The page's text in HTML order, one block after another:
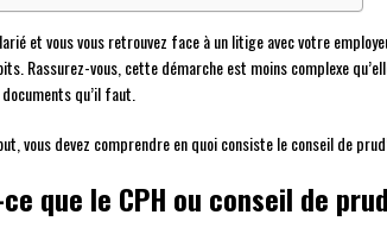
et vous vous retrouvez face à un litige avec votre
Rassurez-vous, cette démarche est moins complexe
qu’il faut.
vous devez comprendre en quoi consiste le conseil de
ce que le CPH ou conseil de